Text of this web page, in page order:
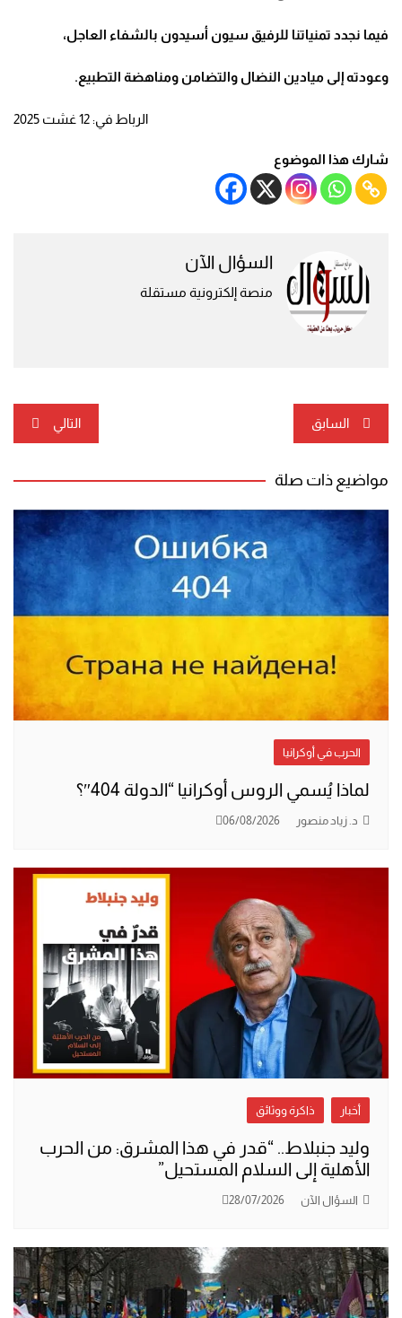
فيما نجدد تمنياتنا للرفيق سيون أسيدون بالشفاء العاجل،
وعودته إلى ميادين النضال والتضامن ومناهضة التطبيع.
الرباط في: 12 غشت 2025
شارك هذا الموضوع
السؤال الآن
منصة إلكترونية مستقلة
تصفّح
المقالات
السابق التالي
مواضيع ذات صلة
الحرب في أوكرانيا
لماذا يُسمي الروس أوكرانيا “الدولة 404″؟
د. زياد منصور 06/08/2026
أخبار ذاكرة ووثائق
وليد جنبلاط.. “قدر في هذا المشرق: من الحرب
الأهلية إلى السلام المستحيل”
السؤال الآن 28/07/2026